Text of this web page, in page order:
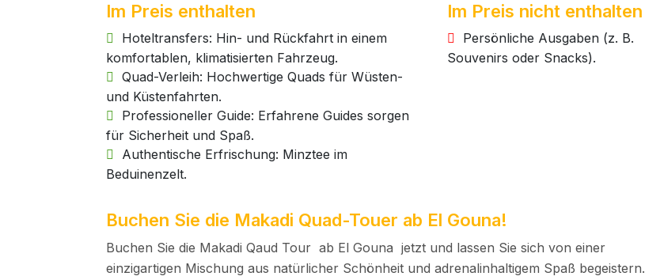
Im Preis enthalten
Hoteltransfers: Hin- und Rückfahrt in einem
komfortablen, klimatisierten Fahrzeug.
Quad-Verleih: Hochwertige Quads für Wüsten-
und Küstenfahrten.
Professioneller Guide: Erfahrene Guides sorgen
für Sicherheit und Spaß.
Authentische Erfrischung: Minztee im
Beduinenzelt.
Im Preis nicht enthalten
Persönliche Ausgaben (z. B.
Souvenirs oder Snacks).
Buchen Sie die Makadi Quad-Touer ab El Gouna!
Buchen Sie die Makadi Qaud Tour ab El Gouna jetzt und lassen Sie sich von einer
einzigartigen Mischung aus natürlicher Schönheit und adrenalinhaltigem Spaß begeistern.